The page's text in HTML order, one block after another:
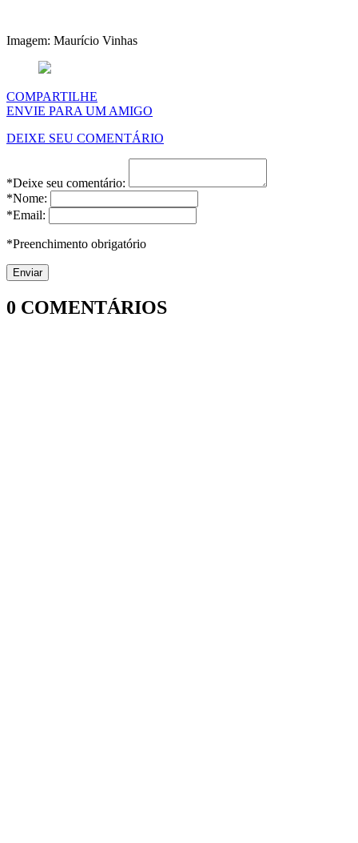
Imagem: Maurício Vinhas
COMPARTILHE
ENVIE PARA UM AMIGO
DEIXE SEU COMENTÁRIO
*Deixe seu comentário:
*Nome:
*Email:
*Preenchimento obrigatório
0 COMENTÁRIOS